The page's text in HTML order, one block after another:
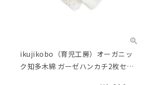
ikujikobo（育児工房）オーガニッ
ク知多木綿 ガーゼハンカチ2枚セッ